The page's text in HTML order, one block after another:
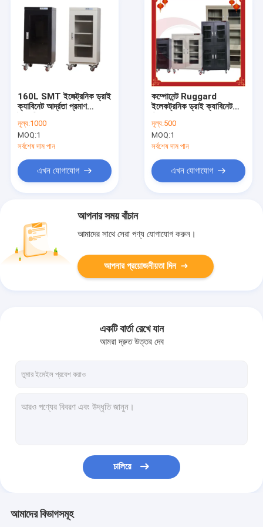
160L SMT ইলেক্ট্রনিক ড্রাই
ক্যাবিনেট আর্দ্রতা প্রমাণ
মূল্য:1000
MOQ:1
সর্বশেষ দাম পান
এখন যোগাযোগ
কম্পোনেন্ট Ruggard
ইলেকট্রনিক ড্রাই ক্যাবিনেট
মূল্য:500
MOQ:1
সর্বশেষ দাম পান
এখন যোগাযোগ
আপনার সময় বাঁচান
আমাদের সাথে সেরা পণ্য যোগাযোগ করুন।
আপনার প্রয়োজনীয়তা দিন
একটি বার্তা রেখে যান
আমরা দ্রুত উত্তর দেব
চালিয়ে
আমাদের বিভাগসমূহ